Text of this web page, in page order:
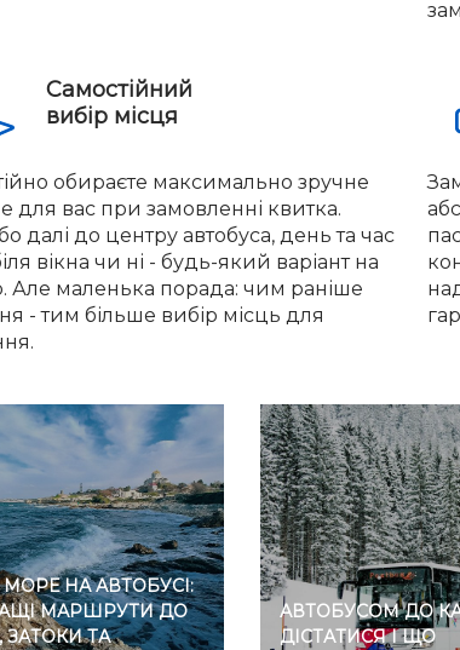
Самостійний
вибір місця
обираєте максимально зручне
для вас при замовленні квитка.
далі до центру автобуса, день та час
вікна чи ні - будь-який варіант на
Але маленька порада: чим раніше
- тим більше вибір місць для
НА АВТОБУСІ:
МАРШРУТИ ДО
ЗАТОКИ ТА
АВТОБУСОМ ДО
ДІСТАТИСЯ І ЩО